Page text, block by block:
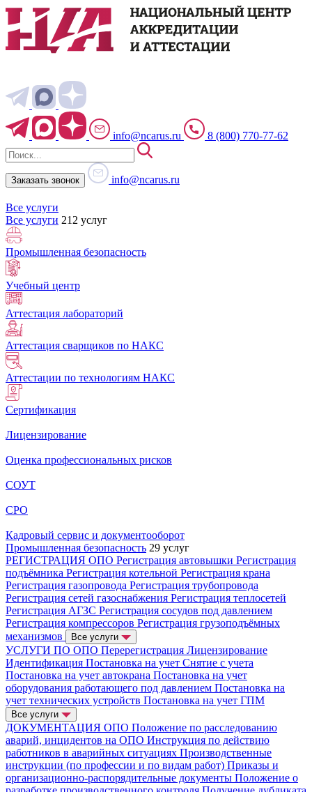
info@ncarus.ru 8 (800) 770-77-62
Заказать звонок info@ncarus.ru
Все услуги
Все услуги 212 услуг
Промышленная безопасность
Учебный центр
Аттестация лабораторий
Аттестация сварщиков по НАКС
Аттестации по технологиям НАКС
Сертификация
Лицензирование
Оценка профессиональных рисков
СОУТ
СРО
Кадровый сервис и документооборот
Промышленная безопасность 29 услуг
РЕГИСТРАЦИЯ ОПО Регистрация автовышки Регистрация
подъёмника Регистрация котельной Регистрация крана
Регистрация газопровода Регистрация трубопровода
Регистрация сетей газоснабжения Регистрация теплосетей
Регистрация АГЗС Регистрация сосудов под давлением
Регистрация компрессоров Регистрация грузоподъёмных
механизмов
Все услуги
УСЛУГИ ПО ОПО Перерегистрация Лицензирование
Идентификация Постановка на учет Снятие с учета
Постановка на учет автокрана Постановка на учет
оборудования работающего под давлением Постановка на
учет технических устройств Постановка на учет ГПМ
Все услуги
ДОКУМЕНТАЦИЯ ОПО Положение по расследованию
аварий, инцидентов на ОПО Инструкция по действию
работников в аварийных ситуациях Производственные
инструкции (по профессии и по видам работ) Приказы и
организационно-распорядительные документы Положение о